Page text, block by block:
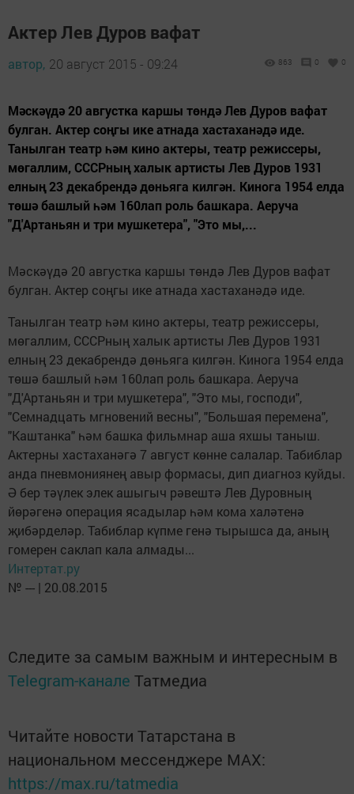
Актер Лев Дуров вафат
автор, 20 август 2015 - 09:24 863 0 0
Мәскәүдә 20 августка каршы төндә Лев Дуров вафат
булган. Актер соңгы ике атнада хастаханәдә иде.
Танылган театр һәм кино актеры, театр режиссеры,
мөгаллим, СССРның халык артисты Лев Дуров 1931
елның 23 декабрендә дөньяга килгән. Кинога 1954 елда
төшә башлый һәм 160лап роль башкара. Аеруча
"Д'Артаньян и три мушкетера", "Это мы,...
Мәскәүдә 20 августка каршы төндә Лев Дуров вафат
булган. Актер соңгы ике атнада хастаханәдә иде.
Танылган театр һәм кино актеры, театр режиссеры,
мөгаллим, СССРның халык артисты Лев Дуров 1931
елның 23 декабрендә дөньяга килгән. Кинога 1954 елда
төшә башлый һәм 160лап роль башкара. Аеруча
"Д'Артаньян и три мушкетера", "Это мы, господи",
"Семнадцать мгновений весны", "Большая перемена",
"Каштанка" һәм башка фильмнар аша яхшы таныш.
Актерны хастаханәгә 7 август көнне салалар. Табиблар
анда пневмониянең авыр формасы, дип диагноз куйды.
Ә бер тәүлек элек ашыгыч рәвештә Лев Дуровның
йөрәгенә операция ясадылар һәм кома халәтенә
җибәрделәр. Табиблар күпме генә тырышса да, аның
гомерен саклап кала алмады...
Интертат.ру
№ --- | 20.08.2015
Следите за самым важным и интересным в
Telegram-канале Татмедиа
Читайте новости Татарстана в
национальном мессенджере MАХ:
https://max.ru/tatmedia